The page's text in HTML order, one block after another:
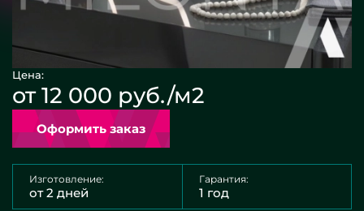
Цена:
от 12 000 руб./м2
Оформить заказ
Изготовление:
от 2 дней
Гарантия:
1 год